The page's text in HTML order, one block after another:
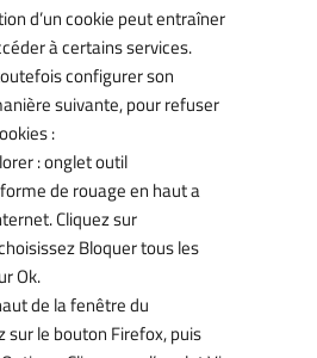
d’un cookie peut entraîner
à certains services.
configurer son
suivante, pour refuser
:
: onglet outil
de rouage en haut a
Cliquez sur
Bloquer tous les
Ok.
de la fenêtre du
sur le bouton Firefox, puis